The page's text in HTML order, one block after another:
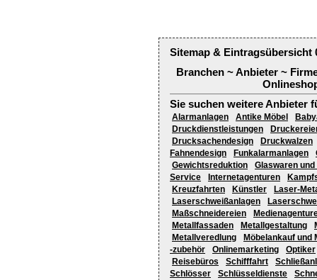
Sitemap & Eintragsübersicht
Branchen ~ Anbieter ~
Sie suchen weitere Anbieter
Alarmanlagen Antike Möbel
Druckdienstleistungen
Drucksachendesign
Druckwalzen
Fahnendesign
Funkalarmanlagen
Gewichtsreduktion
Glaswaren
Service
Internetagenturen
Kreuzfahrten
Künstler
Laser-
Laserschweißanlagen
Maßschneidereien
Metallfassaden
Metallgestaltung
Metallveredlung
Möbelankauf und
-zubehör
Onlinemarketing
Optiker
Reisebüros
Schifffahrt
Schlösser
Schlüsseldienste